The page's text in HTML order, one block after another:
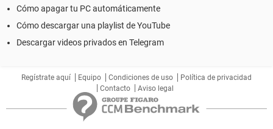
Cómo apagar tu PC automáticamente
Cómo descargar una playlist de YouTube
Descargar videos privados en Telegram
Regístrate aquí Equipo Condiciones de uso
Política de privacidad
Contacto
Aviso legal